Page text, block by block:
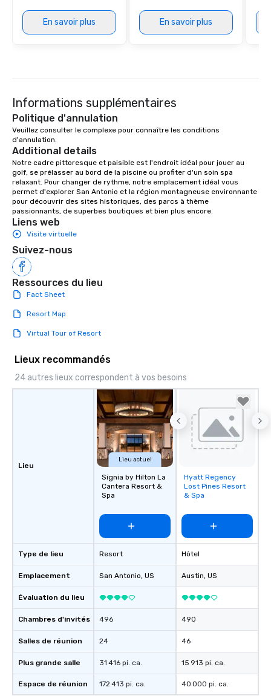
En savoir plus En savoir plus
Informations supplémentaires
Politique d'annulation
Veuillez consulter le complexe pour connaître les conditions
d'annulation.
Additional details
Notre cadre pittoresque et paisible est l'endroit idéal pour jouer au
golf, se prélasser au bord de la piscine ou profiter d'un soin spa
relaxant. Pour changer de rythme, notre emplacement idéal vous
permet d'explorer San Antonio et la région montagneuse environnante
pour découvrir des sites historiques, des parcs à thème
passionnants, de superbes boutiques et bien plus encore.
Liens web
Visite virtuelle
Suivez-nous
Ressources du lieu
Fact Sheet
Resort Map
Virtual Tour of Resort
Lieux recommandés
24 autres lieux correspondent à vos besoins
Lieu
Type de lieu
Emplacement
Évaluation du lieu
Chambres d'invités
Salles de réunion
Plus grande salle
Espace de réunion
Lieu actuel
Signia by Hilton La
Cantera Resort &
Spa
Resort
San Antonio, US
496
24
31 416 pi. ca.
172 413 pi. ca.
Removed from
favorites
Hyatt Regency
Lost Pines Resort
& Spa
Hôtel
Austin, US
490
46
15 913 pi. ca.
40 000 pi. ca.